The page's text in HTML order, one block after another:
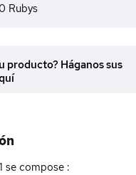
Rubys
producto? Háganos sus
se compose :